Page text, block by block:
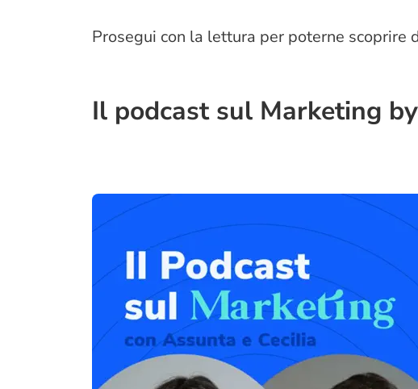
Prosegui con la lettura per poterne scoprire di
Il podcast sul Marketing